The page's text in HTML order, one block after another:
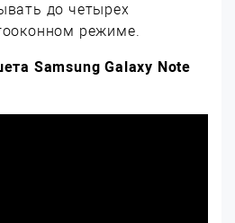
до четырех
режиме.
Samsung Galaxy Note